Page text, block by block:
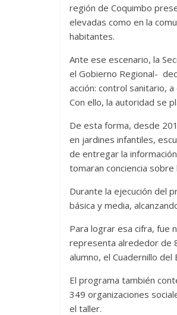
región de Coquimbo
elevadas como en la
habitantes.
Ante ese escenario, la
el Gobierno Regional-
acción: control sanitario,
Con ello, la autoridad se
De esta forma, desde
en jardines infantiles,
de entregar la
tomaran conciencia
Durante la ejecución del
básica y media,
Para lograr esa cifra, fue
representa alrededor de
alumno, el Cuadernillo del
El programa también
349 organizaciones
el taller.